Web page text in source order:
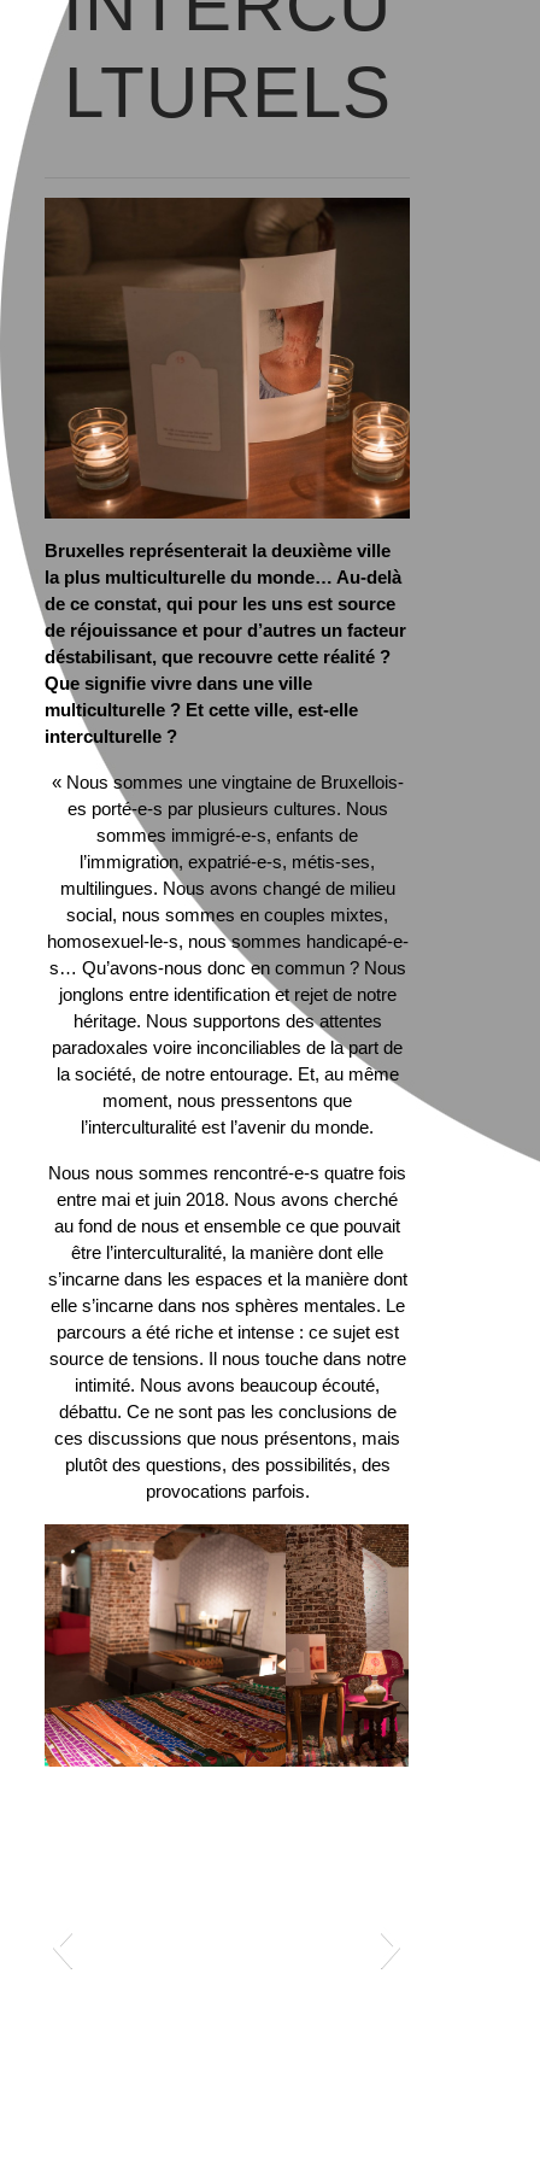
LTURELS
Bruxelles représenterait la deuxième ville
la plus multiculturelle du monde… Au-delà
de ce constat, qui pour les uns est source
de réjouissance et pour d’autres un facteur
déstabilisant, que recouvre cette réalité ?
Que signifie vivre dans une ville
multiculturelle ? Et cette ville, est-elle
interculturelle ?
« Nous sommes une vingtaine de Bruxellois-
es porté-e-s par plusieurs cultures. Nous
sommes immigré-e-s, enfants de
l’immigration, expatrié-e-s, métis-ses,
multilingues. Nous avons changé de milieu
social, nous sommes en couples mixtes,
homosexuel-le-s, nous sommes handicapé-e-
s… Qu’avons-nous donc en commun ? Nous
jonglons entre identification et rejet de notre
héritage. Nous supportons des attentes
paradoxales voire inconciliables de la part de
la société, de notre entourage. Et, au même
moment, nous pressentons que
l’interculturalité est l’avenir du monde.
Nous nous sommes rencontré-e-s quatre fois
entre mai et juin 2018. Nous avons cherché
au fond de nous et ensemble ce que pouvait
être l’interculturalité, la manière dont elle
s’incarne dans les espaces et la manière dont
elle s’incarne dans nos sphères mentales. Le
parcours a été riche et intense : ce sujet est
source de tensions. Il nous touche dans notre
intimité. Nous avons beaucoup écouté,
débattu. Ce ne sont pas les conclusions de
ces discussions que nous présentons, mais
plutôt des questions, des possibilités, des
provocations parfois.